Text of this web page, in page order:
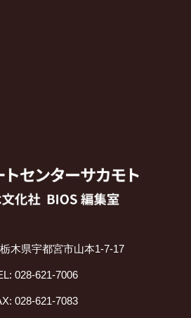
木県宇都宮市山本1-7-17
028-621-7006
028-621-7083